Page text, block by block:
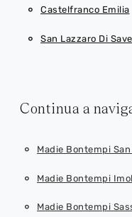
Castelfranco Emilia
San Lazzaro Di
Continua a
Madie Bontempi
Madie Bontempi
Madie Bontempi